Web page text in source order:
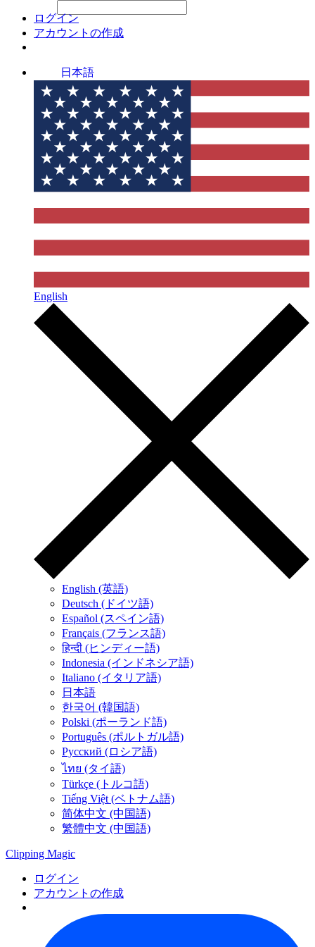
ログイン
アカウントの作成
日本語
English
English (英語)
Deutsch (ドイツ語)
Español (スペイン語)
Français (フランス語)
हिन्दी (ヒンディー語)
Indonesia (インドネシア語)
Italiano (イタリア語)
日本語
한국어 (韓国語)
Polski (ポーランド語)
Português (ポルトガル語)
Русский (ロシア語)
ไทย (タイ語)
Türkçe (トルコ語)
Tiếng Việt (ベトナム語)
简体中文 (中国語)
繁體中文 (中国語)
Clipping Magic
ログイン
アカウントの作成